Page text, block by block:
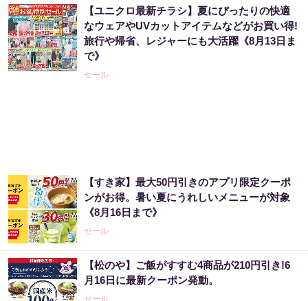
【ユニクロ最新チラシ】夏にぴったりの快適
なウェアやUVカットアイテムなどがお買い得!
旅行や帰省、レジャーにも大活躍《8月13日ま
で》
セール
【すき家】最大50円引きのアプリ限定クーポ
ンがお得。暑い夏にうれしいメニューが対象
《8月16日まで》
セール
【松のや】ご飯がすすむ4商品が210円引き!6
月16日に最新クーポン発動。
セール